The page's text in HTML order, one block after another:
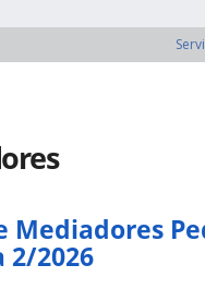
Mediadores
2/2026